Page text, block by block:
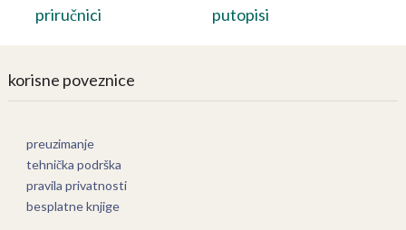
priručnici
putopisi
korisne poveznice
preuzimanje
tehnička podrška
pravila privatnosti
besplatne knjige